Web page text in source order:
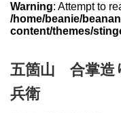
Warning: Attempt to
/home/beanie/
content/themes/
五箇山 合掌
兵衛